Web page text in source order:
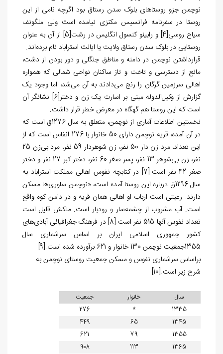
نوچمن جزو روستاهای بلوک سدن رستاق بود اگرچه نامی از این
روستا در سفرنامه فرانسیس مکنزی نیامده است ولی ملگونف
سیاح روسی[4] و رابینو کنسول انگلیس در رشت[5]
از آن به عنوان
روستایی در بلوک سدن رستاق ولایت یا ایالت استراباد نام برده‌اند.
قرارداشتن نوچمن در دامنه و مناطق جنگلی و دور بودن از دشت،
مانع از دسترسی و تاخت و تاز ساکنان نواحی شمالی که همواره
اهالی سرزمین گرگان را رنج می‌دادند به آن می‌شد، اما وجود یک
گزارش از وکیل‌الدوله مبنی بر اسارت یک زن و دختر[6]
نشانگر آن
است که این روستا هم گهگاه در معرض خطر قرار داشت.
نخستین اطلاعات آماری از نوچمن، متعلق به سال 1276ق است که
در آن آمده، قریه نوچمن دارای 50 خانوار با 276 انفاس است که از
این تعداد، مرد زن دار 50 نفر، زن شوهردار 59 نفر، مرد بی‌زن 25
نفر، زن بی‌شوهر 13 نفر، پسر صغر 60 نفر، دختر کبر 27 نفر و دختر
صغر 42 نفر است.
[7]
در کتابچه نفوس اهالی مملکت استراباد به
سال 1296ق درباره این روستا آمده است، «نوچمن ساوری‌ها مسکن
دارند. رعیتی است ارباب او اهالی همان قریه و در دامن کوه واقع
است. آب مشروب از چشمه‌سار و رودبار است. ملکش قلیل است
تعداد نفوس آنها 515 نفر است.
[8]
در فرهنگ جغرافیائی آبادی‌های
کشور جمهوری اسلامی ایران بر اساس سرشماری سال
1355جمعیت نوچمن 130 خانوار و 621 برآورده شده است.
[9]
براساس سرشماری نفوس و مسکن جمعیت روستای نوچمن به
شرح زیر است.[10]
سال خانوار
جمعیت
1335
*
276
1345
65
449
1355
79
621
1365
113
908